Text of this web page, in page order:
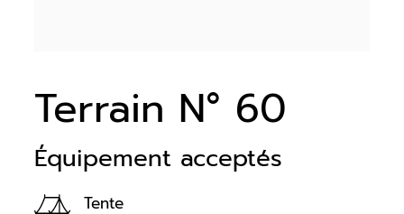
Terrain N° 60
Équipement acceptés
Tente